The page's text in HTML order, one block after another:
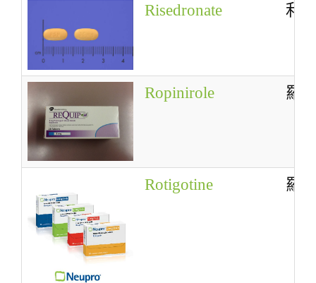
Risedronate 利
Ropinirole 羅
Rotigotine 羅